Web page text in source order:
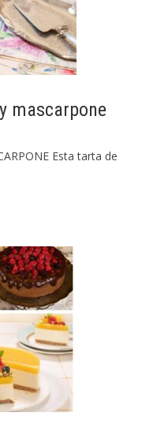
mascarpone
Esta tarta de